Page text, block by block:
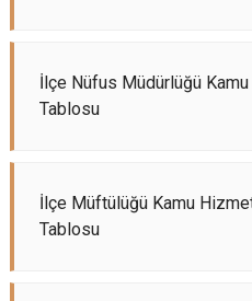
İlçe Nüfus Müdürlüğü
Tablosu
İlçe Müftülüğü Kamu
Tablosu